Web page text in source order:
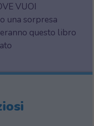
VUOI
una sorpresa
questo libro